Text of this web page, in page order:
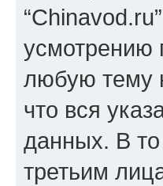
усмотрению
любую тему
что вся
данных. В
третьим